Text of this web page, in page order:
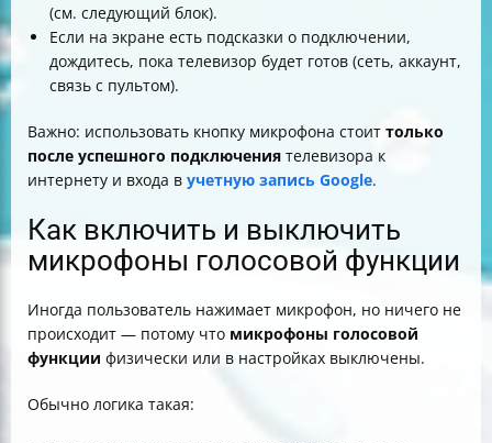
(см. следующий блок).
Если на экране есть подсказки о подключении,
дождитесь, пока телевизор будет готов (сеть, аккаунт,
связь с пультом).
Важно: использовать кнопку микрофона стоит только
после успешного подключения телевизора к
интернету и входа в учетную запись Google.
Как включить и выключить
микрофоны голосовой функции
Иногда пользователь нажимает микрофон, но ничего не
происходит — потому что микрофоны голосовой
функции физически или в настройках выключены.
Обычно логика такая: